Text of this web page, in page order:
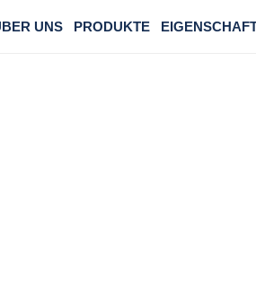
UNS PRODUKTE